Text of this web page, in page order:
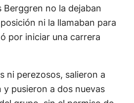
no la dejaban
ni la llamaban para
por iniciar una carrera
ni perezosos, salieron a
y pusieron a dos nuevas